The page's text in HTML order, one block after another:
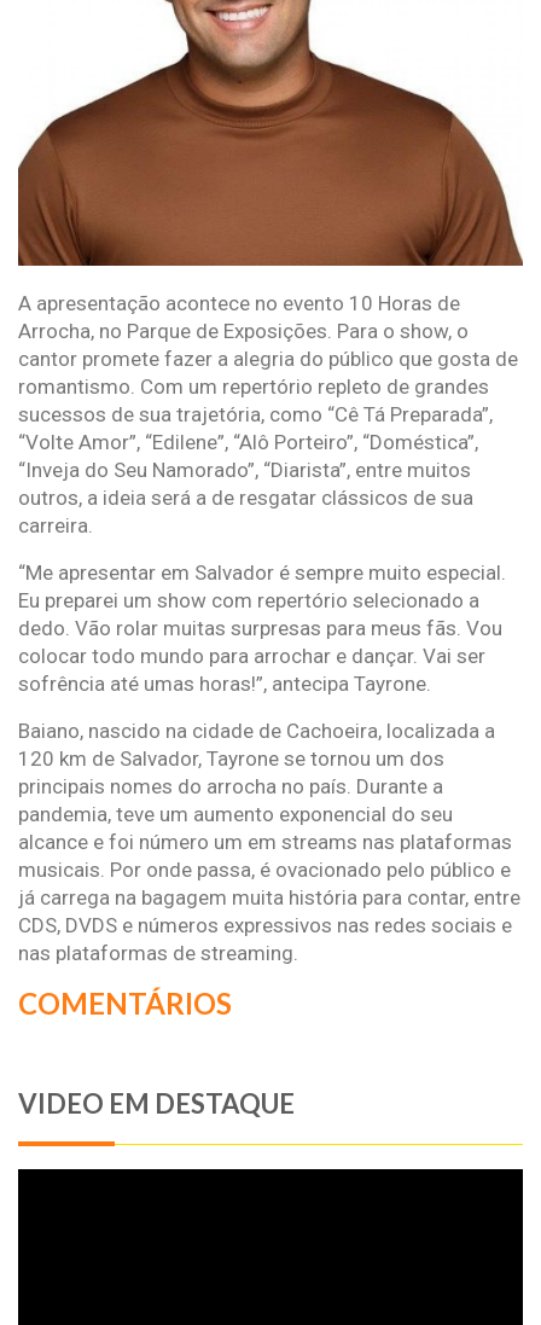
A apresentação acontece no evento 10 Horas de
Arrocha, no Parque de Exposições. Para o show, o
cantor promete fazer a alegria do público que gosta de
romantismo. Com um repertório repleto de grandes
sucessos de sua trajetória, como “Cê Tá Preparada”,
“Volte Amor”, “Edilene”, “Alô Porteiro”, “Doméstica”,
“Inveja do Seu Namorado”, “Diarista”, entre muitos
outros, a ideia será a de resgatar clássicos de sua
carreira.
“Me apresentar em Salvador é sempre muito especial.
Eu preparei um show com repertório selecionado a
dedo. Vão rolar muitas surpresas para meus fãs. Vou
colocar todo mundo para arrochar e dançar. Vai ser
sofrência até umas horas!”, antecipa Tayrone.
Baiano, nascido na cidade de Cachoeira, localizada a
120 km de Salvador, Tayrone se tornou um dos
principais nomes do arrocha no país. Durante a
pandemia, teve um aumento exponencial do seu
alcance e foi número um em streams nas plataformas
musicais. Por onde passa, é ovacionado pelo público e
já carrega na bagagem muita história para contar, entre
CDS, DVDS e números expressivos nas redes sociais e
nas plataformas de streaming.
COMENTÁRIOS
VIDEO EM DESTAQUE